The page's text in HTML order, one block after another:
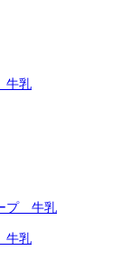
牛乳
プ 牛乳
牛乳